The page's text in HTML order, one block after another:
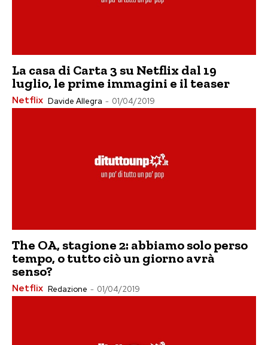
La casa di Carta 3 su Netflix dal 19
luglio, le prime immagini e il teaser
Netflix Davide Allegra - 01/04/2019
The OA, stagione 2: abbiamo solo perso
tempo, o tutto ciò un giorno avrà
senso?
Netflix Redazione - 01/04/2019